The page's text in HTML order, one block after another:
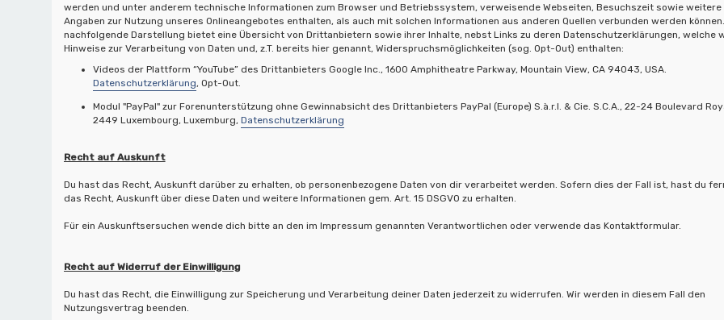
werden und unter anderem technische Informationen zum Browser und Betriebssystem, verweisende Webseiten, Besuchszeit sowie weitere
Angaben zur Nutzung unseres Onlineangebotes enthalten, als auch mit solchen Informationen aus anderen Quellen verbunden werden
nachfolgende Darstellung bietet eine Übersicht von Drittanbietern sowie ihrer Inhalte, nebst Links zu deren Datenschutzerklärungen, welche
Hinweise zur Verarbeitung von Daten und, z.T. bereits hier genannt, Widerspruchsmöglichkeiten (sog. Opt-Out) enthalten:
Videos der Plattform “YouTube” des Drittanbieters Google Inc., 1600 Amphitheatre Parkway, Mountain View, CA 94043, USA.
Datenschutzerklärung, Opt-Out.
Modul "PayPal" zur Forenunterstützung ohne Gewinnabsicht des Drittanbieters PayPal (Europe) S.à.r.l. & Cie. S.C.A., 22-24 Boulevard
2449 Luxembourg, Luxemburg, Datenschutzerklärung
Recht auf Auskunft
Du hast das Recht, Auskunft darüber zu erhalten, ob personenbezogene Daten von dir verarbeitet werden. Sofern dies der Fall ist, hast du
das Recht, Auskunft über diese Daten und weitere Informationen gem. Art. 15 DSGVO zu erhalten.
Für ein Auskunftsersuchen wende dich bitte an den im Impressum genannten Verantwortlichen oder verwende das Kontaktformular.
Recht auf Widerruf der Einwilligung
Du hast das Recht, die Einwilligung zur Speicherung und Verarbeitung deiner Daten jederzeit zu widerrufen. Wir werden in diesem Fall den
Nutzungsvertrag beenden.